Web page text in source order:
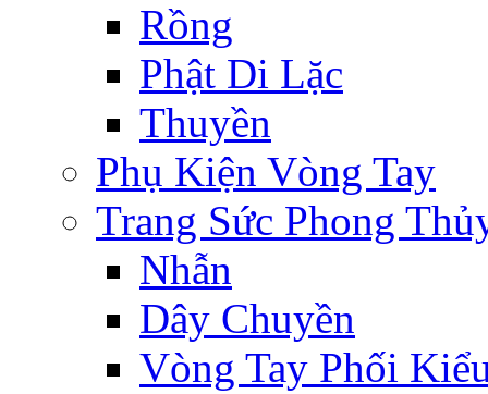
Rồng
Phật Di Lặc
Thuyền
Phụ Kiện Vòng Tay
Trang Sức Phong
Nhẫn
Dây Chuyền
Vòng Tay Phối